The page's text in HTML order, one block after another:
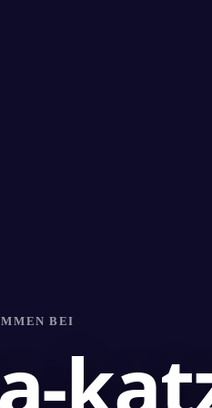
BEI